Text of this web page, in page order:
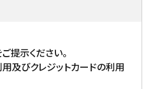
提示ください。
及びクレジットカードの利用